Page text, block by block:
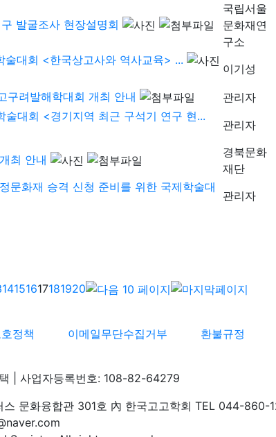
발굴조사 현장설명회
국립서울
문화재연
구소
대회 <한국상고사와 역사교육> ...
이기성
구려발해학대회 개최 안내 관리자
대회 <경기지역 최근 구석기 연구 현...
관리자
최 안내
경북문화
재단
문화재 승격 신청 준비를 위한 국제학술대
관리자
14151617181920
정책 이메일무단수집거부 환불규정
| 사업자등록번호: 108-82-64279
스 문화융합관 301호 內 한국고고학회 TEL 044-